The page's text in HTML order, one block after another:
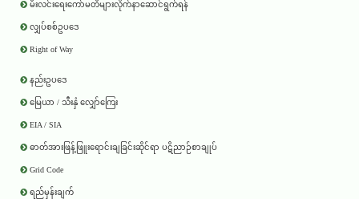
မီးလင်းရေးကော်မတီများလိုက်နာဆောင်ရွက်ရန်
လျှပ်စစ်ဥပဒေ
Right of Way
နည်းဥပဒေ
မြေယာ / သီးနှံ လျှော်ကြေး
EIA / SIA
ဓာတ်အားဖြန့်ဖြူးရောင်းချခြင်းဆိုင်ရာ ပဋိညာဉ်စာချုပ်
Grid Code
ရည်မှန်းချက်